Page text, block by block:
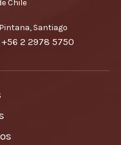
Chile
Pintana, Santiago
+56 2 2978 5750